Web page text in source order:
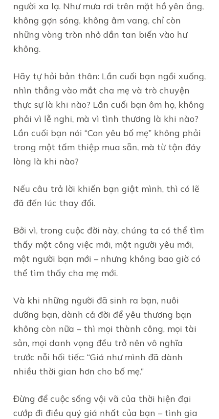
người xa lạ. Như mưa rơi trên mặt hồ yên ắng,
không gợn sóng, không âm vang, chỉ còn
những vòng tròn nhỏ dần tan biến vào hư
không.
Hãy tự hỏi bản thân: Lần cuối bạn ngồi xuống,
nhìn thẳng vào mắt cha mẹ và trò chuyện
thực sự là khi nào? Lần cuối bạn ôm họ, không
phải vì lễ nghi, mà vì tình thương là khi nào?
Lần cuối bạn nói “Con yêu bố mẹ” không phải
trong một tấm thiệp mua sẵn, mà từ tận đáy
lòng là khi nào?
Nếu câu trả lời khiến bạn giật mình, thì có lẽ
đã đến lúc thay đổi.
Bởi vì, trong cuộc đời này, chúng ta có thể tìm
thấy một công việc mới, một người yêu mới,
một người bạn mới – nhưng không bao giờ có
thể tìm thấy cha mẹ mới.
Và khi những người đã sinh ra bạn, nuôi
dưỡng bạn, dành cả đời để yêu thương bạn
không còn nữa – thì mọi thành công, mọi tài
sản, mọi danh vọng đều trở nên vô nghĩa
trước nỗi hối tiếc: “Giá như mình đã dành
nhiều thời gian hơn cho bố mẹ.”
Đừng để cuộc sống vội vã của thời hiện đại
cướp đi điều quý giá nhất của bạn – tình gia